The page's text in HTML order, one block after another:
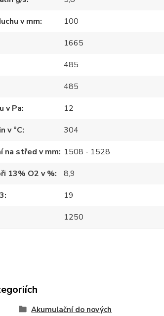
v mm
100
1665
485
485
v Pa
12
v °C
304
na střed v mm 1508 - 1528
13% O2 v %
8,9
19
1250
Akumulační do nových